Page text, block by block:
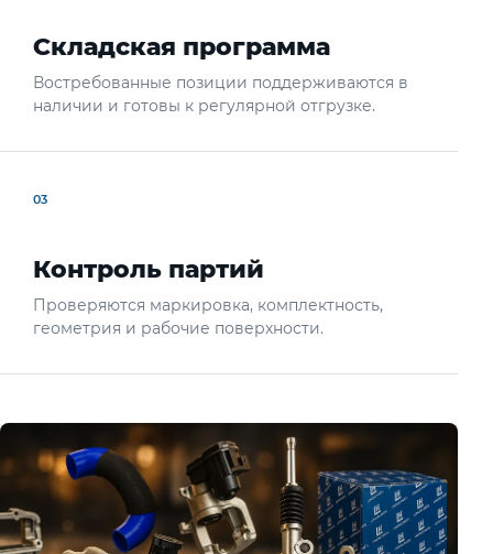
Складская программа
Востребованные позиции поддерживаются в
наличии и готовы к регулярной отгрузке.
03
Контроль партий
Проверяются маркировка, комплектность,
геометрия и рабочие поверхности.